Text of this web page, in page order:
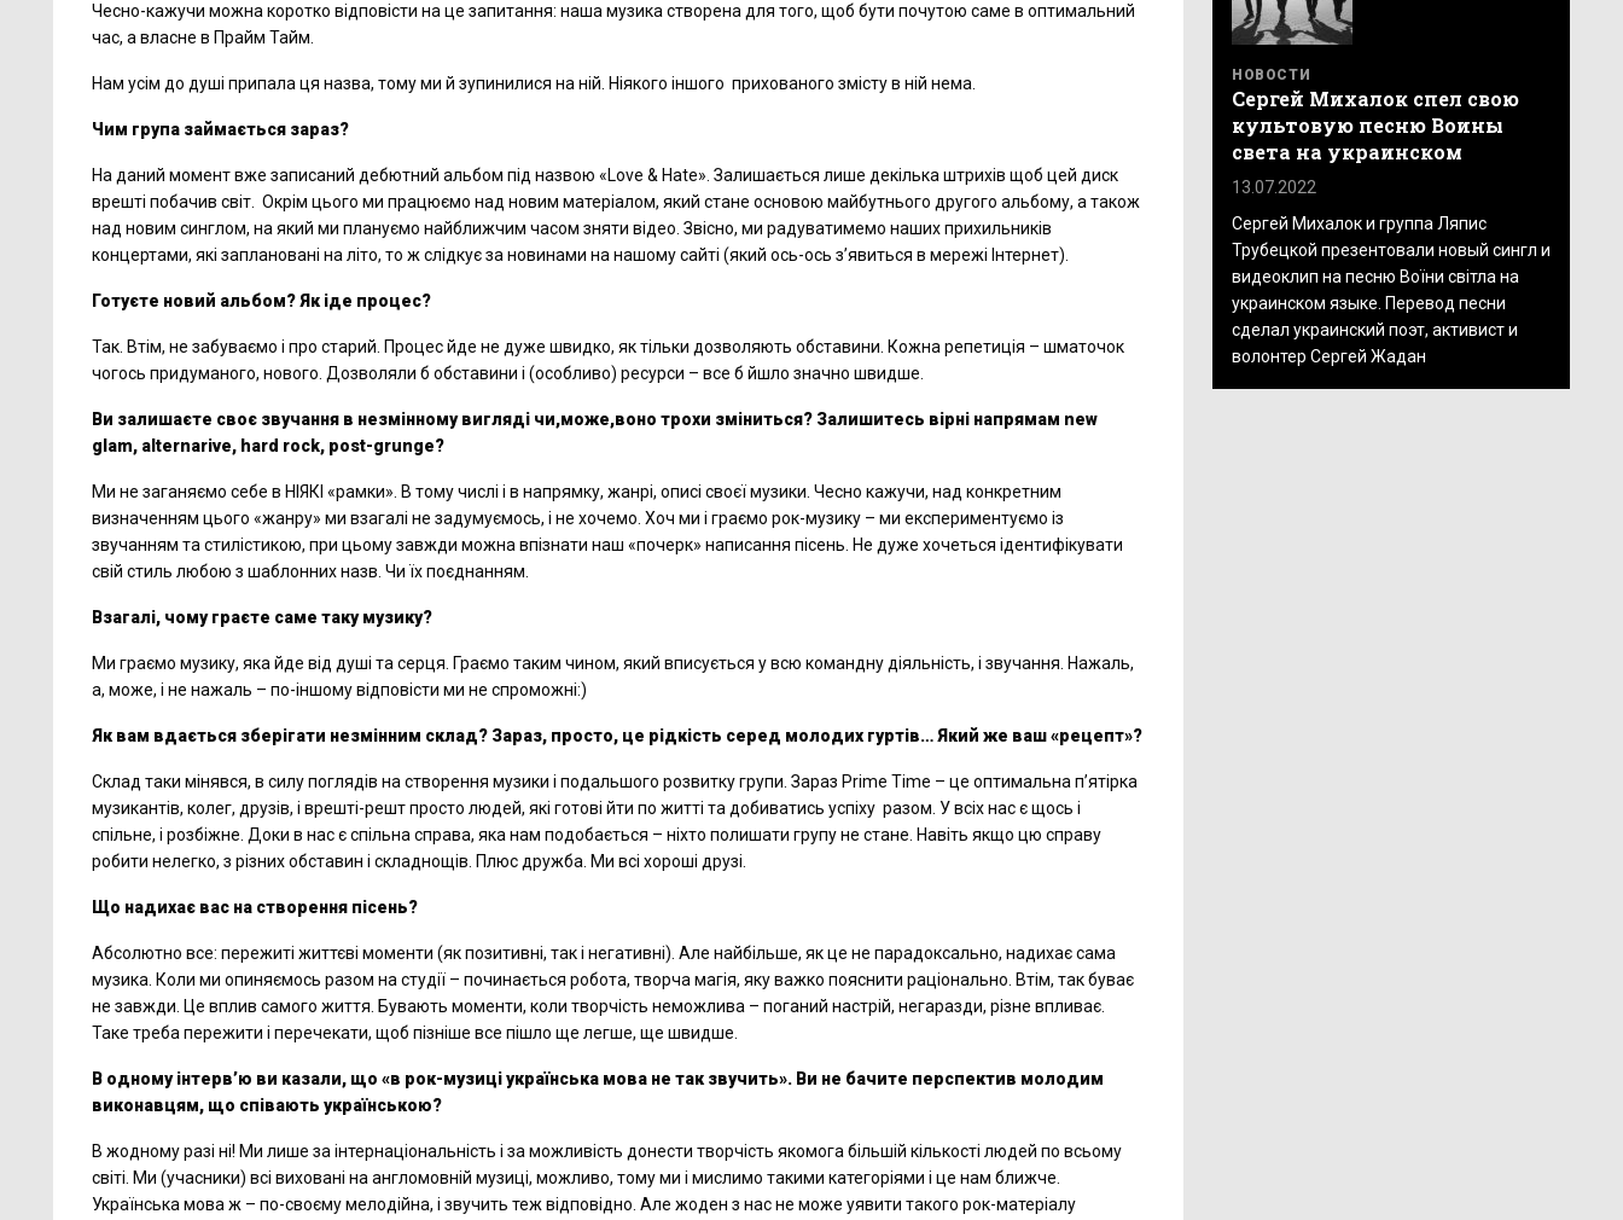
Чесно-кажучи можна коротко відповісти на це запитання: наша музика створена для того, щоб бути почутою саме в оптимальний
час, а власне в Прайм Тайм.
Нам усім до душі припала ця назва, тому ми й зупинилися на ній. Ніякого іншого прихованого змісту в ній нема.
Чим група займається зараз?
На даний момент вже записаний дебютний альбом під назвою «Love & Hate». Залишається лише декілька штрихів щоб цей диск
врешті побачив світ. Окрім цього ми працюємо над новим матеріалом, який стане основою майбутнього другого альбому, а також
над новим синглом, на який ми плануємо найближчим часом зняти відео. Звісно, ми радуватимемо наших прихильників
концертами, які заплановані на літо, то ж слідкує за новинами на нашому сайті (який ось-ось з’явиться в мережі Інтернет).
Готуєте новий альбом? Як іде процес?
Так. Втім, не забуваємо і про старий. Процес йде не дуже швидко, як тільки дозволяють обставини. Кожна репетиція – шматочок
чогось придуманого, нового. Дозволяли б обставини і (особливо) ресурси – все б йшло значно швидше.
Ви залишаєте своє звучання в незмінному вигляді чи,може,воно трохи зміниться? Залишитесь вірні напрямам new
glam, alternarive, hard rock, post-grunge?
Ми не заганяємо себе в НІЯКІ «рамки». В тому числі і в напрямку, жанрі, описі своєї музики. Чесно кажучи, над конкретним
визначенням цього «жанру» ми взагалі не задумуємось, і не хочемо. Хоч ми і граємо рок-музику – ми експериментуємо із
звучанням та стилістикою, при цьому завжди можна впізнати наш «почерк» написання пісень. Не дуже хочеться ідентифікувати
свій стиль любою з шаблонних назв. Чи їх поєднанням.
Взагалі, чому граєте саме таку музику?
Ми граємо музику, яка йде від душі та серця. Граємо таким чином, який вписується у всю командну діяльність, і звучання. Нажаль,
а, може, і не нажаль – по-іншому відповісти ми не спроможні:)
Як вам вдається зберігати незмінним склад? Зараз, просто, це рідкість серед молодих гуртів… Який же ваш «рецепт»?
Склад таки мінявся, в силу поглядів на створення музики і подальшого розвитку групи. Зараз Prime Time – це оптимальна п’ятірка
музикантів, колег, друзів, і врешті-решт просто людей, які готові йти по житті та добиватись успіху разом. У всіх нас є щось і
спільне, і розбіжне. Доки в нас є спільна справа, яка нам подобається – ніхто полишати групу не стане. Навіть якщо цю справу
робити нелегко, з різних обставин і складнощів. Плюс дружба. Ми всі хороші друзі.
Що надихає вас на створення пісень?
Абсолютно все: пережиті життєві моменти (як позитивні, так і негативні). Але найбільше, як це не парадоксально, надихає сама
музика. Коли ми опиняємось разом на студії – починається робота, творча магія, яку важко пояснити раціонально. Втім, так буває
не завжди. Це вплив самого життя. Бувають моменти, коли творчість неможлива – поганий настрій, негаразди, різне впливає.
Таке треба пережити і перечекати, щоб пізніше все пішло ще легше, ще швидше.
В одному інтерв’ю ви казали, що «в рок-музиціукраїнська мова не так звучить». Ви не бачите перспектив молодим
виконавцям, що співають українською?
В жодному разі ні! Ми лише за інтернаціональність і за можливість донести творчість якомога більшій кількості людей по всьому
світі. Ми (учасники) всі виховані на англомовній музиці, можливо, тому ми і мислимо такими категоріями і це нам ближче.
Українська мова ж – по-своєму мелодійна, і звучить теж відповідно. Але жоден з нас не може уявити такого рок-матеріалу
НОВОСТИ
Сергей Михалок спел свою
культовую песню Воины
света на украинском
13.07.2022
Сергей Михалок и группа Ляпис
Трубецкой презентовали новый сингл и
видеоклип на песню Воїни світла на
украинском языке. Перевод песни
сделал украинский поэт, активист и
волонтер Сергей Жадан